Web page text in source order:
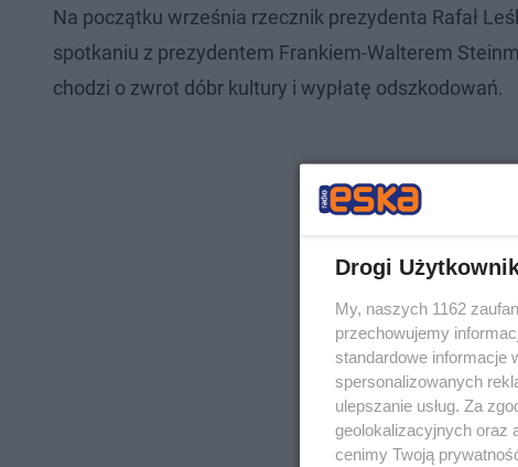
Na początku września rzecznik prezydenta Rafał
spotkaniu z prezydentem Frankiem-Walterem
chodzi o zwrot dóbr kultury i wypłatę odszkodowań.
Drogi
My, naszych 1162
przechowujemy
standardowe informacje
spersonalizowanych
ulepszanie usług. Za
geolokalizacyjnych oraz
cenimy Twoją